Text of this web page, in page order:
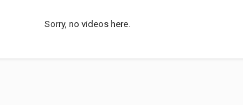
Sorry, no videos here.